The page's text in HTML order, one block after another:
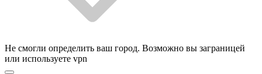
Не смогли определить ваш город. Возможно вы заграницей
или используете vpn